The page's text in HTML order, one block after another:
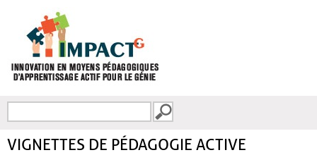
FORMULAIRE DE
VIGNETTES DE PÉDAGOGIE ACTIVE